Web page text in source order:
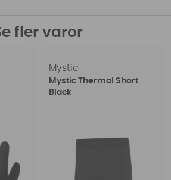
fler varor
Mystic
Mystic Thermal Short
Black